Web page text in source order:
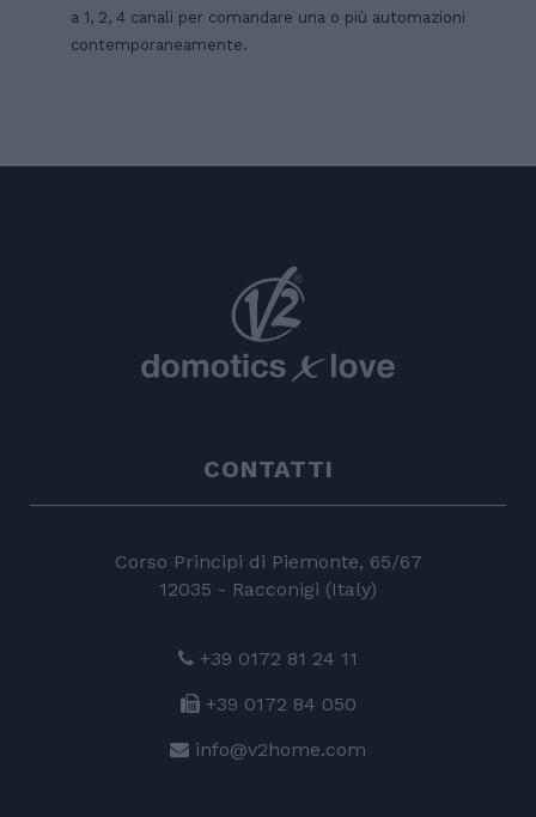
a 1, 2, 4 canali per comandare una o più automazioni
contemporaneamente.
CONTATTI
Corso Principi di Piemonte, 65/67
12035 - Racconigi (Italy)
+39 0172 81 24 11
+39 0172 84 050
info@v2home.com